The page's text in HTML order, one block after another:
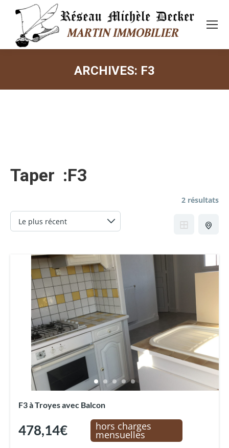
ARCHIVES: F3
Taper :F3
2 résultats
F3 à Troyes avec Balcon
478,14€ hors charges
mensuelles